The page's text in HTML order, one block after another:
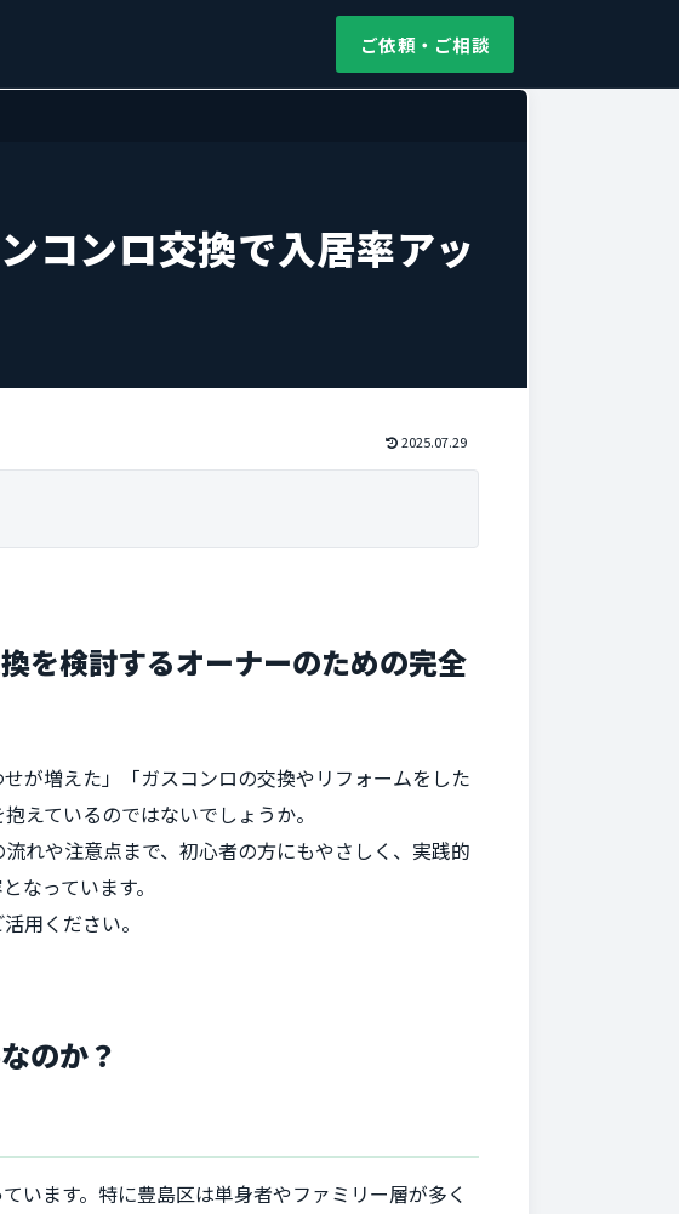
ご依頼・ご相談
コンロ交換で入居率アッ
2025.07.29
を検討するオーナーのための完全
が増えた」「ガスコンロの交換やリフォームをした
えているのではないでしょうか。
れや注意点まで、初心者の方にもやさしく、実践的
なっています。
用ください。
のか？
います。特に豊島区は単身者やファミリー層が多く